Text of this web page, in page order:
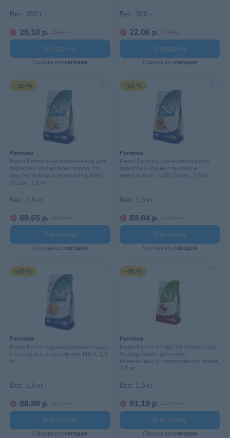
Вес: 300 г
20,10 р. 25,12 р.
В корзину
Самовывозсегодня
Вес: 300 г
22,06 р. 27,58 р.
В корзину
Самовывозсегодня
-20 %
Farmina
Корм Farmina низкозерновой для
взрослых кошек всех пород, со
вкусом трески и апельсина, N&D
Ocean, 1,5 кг
Вес: 1,5 кг
88,65 р. 110,81 р.
В корзину
Самовывозсегодня
-20 %
Farmina
Корм Farmina беззерновой для
взрослых кошек с тыквой и
апельсином, N&D Ocean, 1,5 кг
Вес: 1,5 кг
89,84 р. 112,30 р.
В корзину
Самовывозсегодня
-20 %
Farmina
Корм Farmina для взрослых кошек,
с сельдью и апельсином, N&D, 1,5
кг
Вес: 1,5 кг
88,98 р. 111,23 р.
В корзину
Самовывозсегодня
-20 %
Farmina
Корм Farmina N&D GF Prime Kitten,
беззерновой, для котят,
беременных и лактирующих кошек,
1,5 кг
Вес: 1,5 кг
91,19 р. 113,99 р.
В корзину
Самовывозсегодня